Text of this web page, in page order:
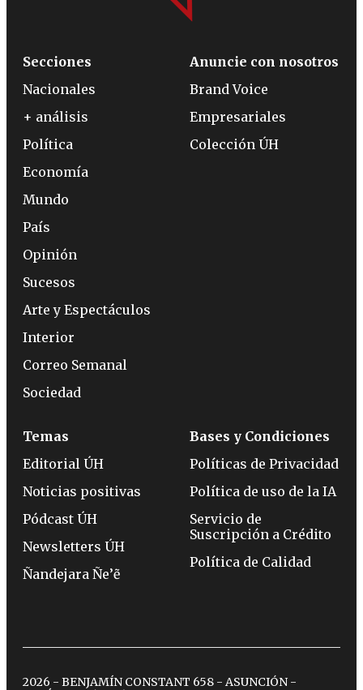
Secciones
Nacionales
+ análisis
Política
Economía
Mundo
País
Opinión
Sucesos
Arte y Espectáculos
Interior
Correo Semanal
Sociedad
Anuncie con nosotros
Brand Voice
Empresariales
Colección ÚH
Temas
Editorial ÚH
Noticias positivas
Pódcast ÚH
Newsletters ÚH
Ñandejara Ñe’ẽ
Bases y Condiciones
Políticas de Privacidad
Política de uso de la IA
Servicio de
Suscripción a Crédito
Política de Calidad
2026 - BENJAMÍN CONSTANT 658 - ASUNCIÓN -